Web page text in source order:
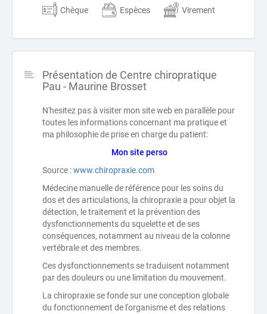
Chèque
Espèces Virement
Présentation de Centre chiropratique
Pau - Maurine Brosset
N'hesitez pas à visiter mon site web en parallèle pour
toutes les informations concernant ma pratique et
ma philosophie de prise en charge du patient:
Mon site perso
Source :www.chiropraxie.com
Médecine manuelle de référence pour les soins du
dos et des articulations, la chiropraxie a pour objet la
détection, le traitement et la prévention des
dysfonctionnements du squelette et de ses
conséquences, notamment au niveau de la colonne
vertébrale et des membres.
Ces dysfonctionnements se traduisent notamment
par des douleurs ou une limitation du mouvement.
La chiropraxie se fonde sur une conception globale
du fonctionnement de l'organisme et des relations